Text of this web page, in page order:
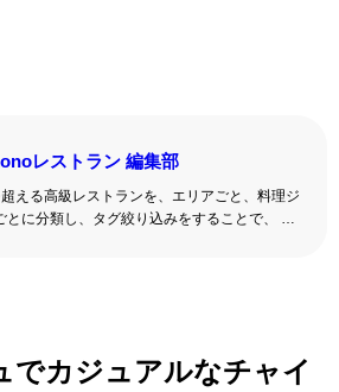
レストラン 編集部
える高級レストランを、エリアごと、料理ジ
とに分類し、タグ絞り込みをすることで、 い
でカジュアルなチャイ